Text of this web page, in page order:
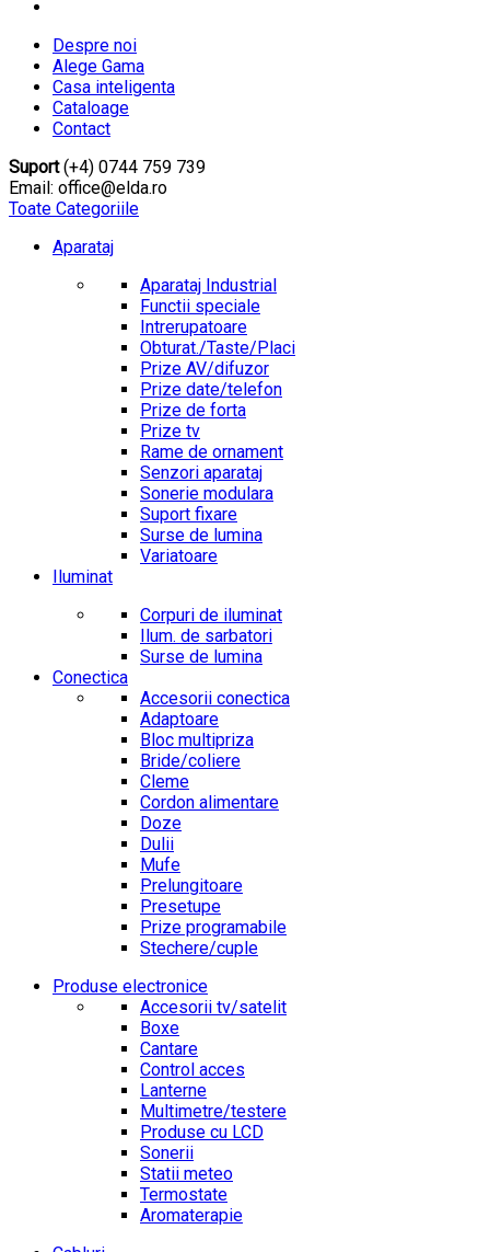
Despre noi
Alege Gama
Casa inteligenta
Cataloage
Contact
Suport(+4) 0744 759 739
Email: office@elda.ro
Toate Categoriile
Aparataj
Aparataj Industrial
Functii speciale
Intrerupatoare
Obturat./Taste/Placi
Prize AV/difuzor
Prize date/telefon
Prize de forta
Prize tv
Rame de ornament
Senzori aparataj
Sonerie modulara
Suport fixare
Surse de lumina
Variatoare
Iluminat
Corpuri de iluminat
Ilum. de sarbatori
Surse de lumina
Conectica
Accesorii conectica
Adaptoare
Bloc multipriza
Bride/coliere
Cleme
Cordon alimentare
Doze
Dulii
Mufe
Prelungitoare
Presetupe
Prize programabile
Stechere/cuple
Produse electronice
Accesorii tv/satelit
Boxe
Cantare
Control acces
Lanterne
Multimetre/testere
Produse cu LCD
Sonerii
Statii meteo
Termostate
Aromaterapie